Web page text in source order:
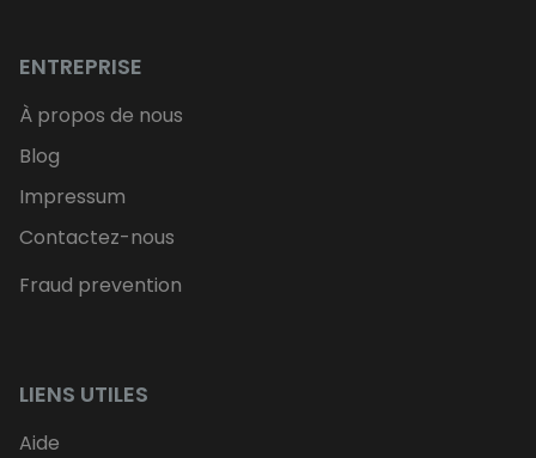
ENTREPRISE
À propos de nous
Blog
Impressum
Contactez-nous
Fraud prevention
LIENS UTILES
Aide